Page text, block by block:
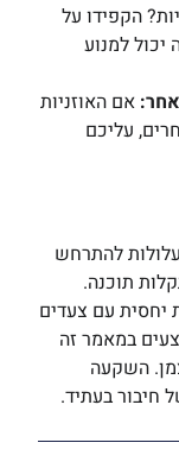
הקפידו על
יכול למנוע
אם האוזניות
עליכם
עלולות להתרחש
תוכנה.
יחסית עם צעדים
במאמר זה
השקעה
חיבור בעתיד.